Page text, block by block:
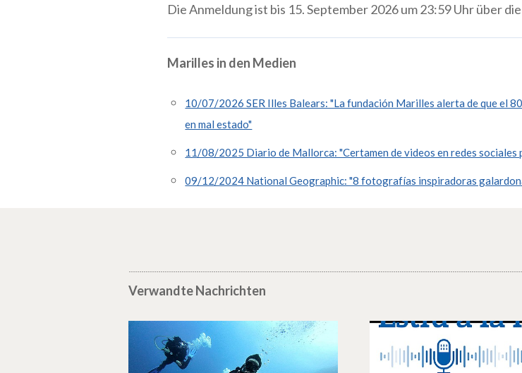
Die Anmeldung ist bis 15. September 2026 um 23:59 Uhr über
Marilles in den Medien
10/07/2026 SER Illes Balears: "La fundación Marilles alerta de que el
en mal estado"
11/08/2025 Diario de Mallorca: "Certamen de videos en redes sociales
09/12/2024 National Geographic: "8 fotografías inspiradoras
Verwandte Nachrichten